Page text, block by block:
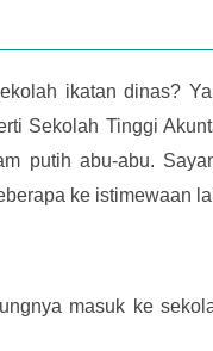
ikatan dinas?
Sekolah Tinggi
putih abu-abu.
ke istimewaan
masuk ke